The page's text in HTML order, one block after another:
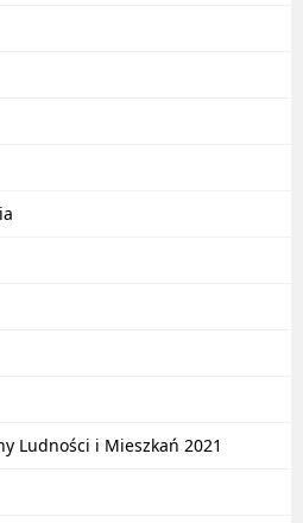
Ludności i Mieszkań 2021